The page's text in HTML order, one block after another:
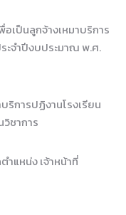
เป็นลูกจ้างเหมาบริการ
ะจำปีงบประมาณ พ.ศ.
ริการปฏิงานโรงเรียน
ชาการ
ำแหน่ง เจ้าหน้าที่